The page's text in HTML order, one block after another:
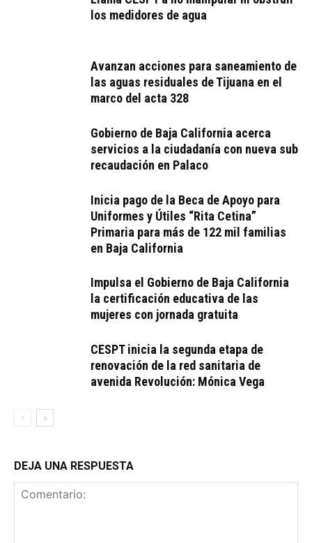
los medidores de agua
Avanzan acciones para saneamiento de
las aguas residuales de Tijuana en el
marco del acta 328
Gobierno de Baja California acerca
servicios a la ciudadanía con nueva sub
recaudación en Palaco
Inicia pago de la Beca de Apoyo para
Uniformes y Útiles “Rita Cetina”
Primaria para más de 122 mil familias
en Baja California
Impulsa el Gobierno de Baja California
la certificación educativa de las
mujeres con jornada gratuita
CESPT inicia la segunda etapa de
renovación de la red sanitaria de
avenida Revolución: Mónica Vega
DEJA UNA RESPUESTA